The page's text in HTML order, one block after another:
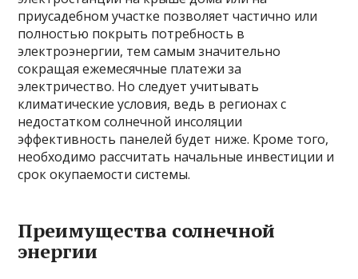
приусадебном участке позволяет частично или
полностью покрыть потребность в
электроэнергии, тем самым значительно
сокращая ежемесячные платежи за
электричество. Но следует учитывать
климатические условия, ведь в регионах с
недостатком солнечной инсоляции
эффективность панелей будет ниже. Кроме того,
необходимо рассчитать начальные инвестиции и
срок окупаемости системы.
Преимущества солнечной
энергии